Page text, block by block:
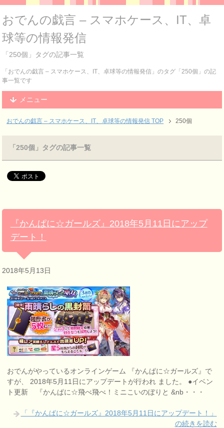
おでんの戯言 – スマホケース、IT、卓
球等の情報発信
「250個」タグの記事一覧
「おでんの戯言 – スマホケース、IT、卓球等の情報発信」のタグ「250個」の記
事一覧です
メニュー
おでんの戯言 – スマホケース、IT、卓球等の情報発信 TOP 250個
「250個」タグの記事一覧
『かんぱに☆ガールズ』2018年5月11日にアップ
デート！
2018年5月13日
おでんがやっているオンラインゲーム 『かんぱに☆ガールズ』で
すが、 2018年5月11日にアップデートが行われ ました。 ●イベン
ト更新 『かんぱに☆飛べ飛べ！ミニこいのぼりと &nb・・・
「『かんぱに☆ガールズ』2018年5月11日にアップデート！」
の続きを読む